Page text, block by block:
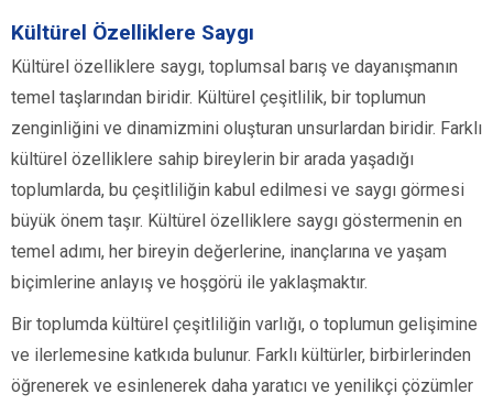
Kültürel Özelliklere Saygı
Kültürel özelliklere saygı, toplumsal barış ve dayanışmanın
temel taşlarından biridir. Kültürel çeşitlilik, bir toplumun
zenginliğini ve dinamizmini oluşturan unsurlardan biridir. Farklı
kültürel özelliklere sahip bireylerin bir arada yaşadığı
toplumlarda, bu çeşitliliğin kabul edilmesi ve saygı görmesi
büyük önem taşır. Kültürel özelliklere saygı göstermenin en
temel adımı, her bireyin değerlerine, inançlarına ve yaşam
biçimlerine anlayış ve hoşgörü ile yaklaşmaktır.
Bir toplumda kültürel çeşitliliğin varlığı, o toplumun gelişimine
ve ilerlemesine katkıda bulunur. Farklı kültürler, birbirlerinden
öğrenerek ve esinlenerek daha yaratıcı ve yenilikçi çözümler